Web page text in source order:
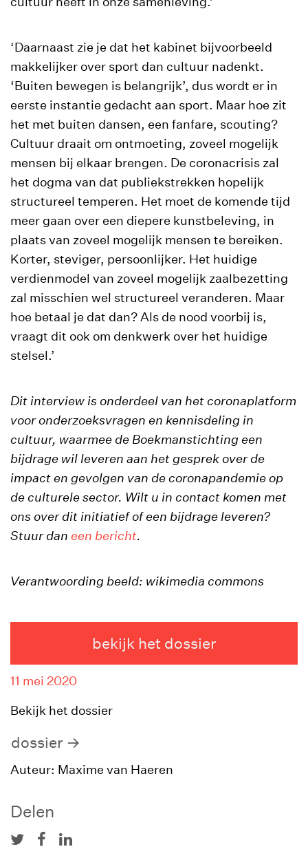
‘Daarnaast zie je dat het kabinet bijvoorbeeld
makkelijker over sport dan cultuur nadenkt.
‘Buiten bewegen is belangrijk’, dus wordt er in
eerste instantie gedacht aan sport. Maar hoe zit
het met buiten dansen, een fanfare, scouting?
Cultuur draait om ontmoeting, zoveel mogelijk
mensen bij elkaar brengen. De coronacrisis zal
het dogma van dat publiekstrekken hopelijk
structureel temperen. Het moet de komende tijd
meer gaan over een diepere kunstbeleving, in
plaats van zoveel mogelijk mensen te bereiken.
Korter, steviger, persoonlijker. Het huidige
verdienmodel van zoveel mogelijk zaalbezetting
zal misschien wel structureel veranderen. Maar
hoe betaal je dat dan? Als de nood voorbij is,
vraagt dit ook om denkwerk over het huidige
stelsel.’
Dit interview is onderdeel van het coronaplatform
voor onderzoeksvragen en kennisdeling in
cultuur, waarmee de Boekmanstichting een
bijdrage wil leveren aan het gesprek over de
impact en gevolgen van de coronapandemie op
de culturele sector. Wilt u in contact komen met
ons over dit initiatief of een bijdrage leveren?
Stuur dan een bericht.
Verantwoording beeld: wikimedia commons
bekijk het dossier
11 mei 2020
Bekijk het dossier
dossier
Auteur: Maxime van Haeren
Delen